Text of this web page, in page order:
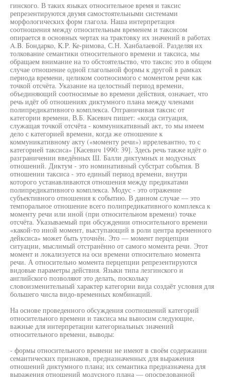
гинского. В таких языках относительное время и таксис
репрезентируются двумя самостоятельными системами
морфологических форм глагола. Наша интерпретация
соотношения между относительным временем и таксисом
опирается в основных чертах на трактовку их значений в работах
A.B. Бондарко, K.P. Ке-римова, С.Н. Ханбалаевой. Разделяя их
толкование семантики относительного времени и таксиса, мы
обращаем внимание на то обстоятельство, что таксис это в общем
случае отношение одной глагольной формы к другой в рамках
периода времени, целиком соотносимого с моментом речи как
точкой отсчёта. Указание на целостный период времени,
объединяющий соотносимые во времени действия, означает, что
речь идёт об отношениях диктумного плана между членами
полипредикативного комплекса. Отграничивая таксис от
категории времени, В.Б. Касевич пишет: «когда ситуация,
служащая точкой отсчёта - коммуникативный акт, то мы имеем
дело с категорией времени, когда же отношение к
коммуникативному акту («моменту речи») иррелевантно, то с
категорией таксиса» [Касевич 1990: 39]. Здесь речь также идёт о
разграничении введённых Ш. Балли диктумных и модусных
отношений. Диктум - это номинативный субстрат события. В
отношении таксиса - это единый период времени, внутри
которого устанавливаются отношения между предикатами
полипредикативного комплекса. Модус - это отражение
субъективного отношения к событию. В данном случае — это
темпоральное отношение всего полипредикативного комплекса к
моменту речи или иной (при относительном времени) точке
отсчёта. Указываемый при обсуждении относительного времени
«какой-то иной момент, выступающий в роли центра временного
дейксиса» может быть уточнён. Это — момент перцепции
ситуации, мыслимый отстранённо от самого момента речи. Этот
момент и локализуется на оси времени относительно момента
речи. А относительно момента перцепции репрезентируются
видовые параметры действия. Языки типа лезгинского и
английского позволяют это делать, поскольку
словоизменительный характер категории вида создаёт условия для
большего числа видо-временных комбинаций.
На основе проведенного обсуждения соотношений категорий
относительного времени и таксиса мы выносим следующие,
важные для интерпретации категориальных значений
относительного времени, выводы:
- формы относительного времени не имеют в своём содержании
семантических признаков, предназначенных для выражения
отношений диктумного плана; их семантика предназначена для
выражения отношений модусного плана — опосредованной